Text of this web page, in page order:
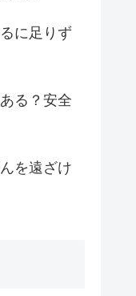
に足りず
る？安全
を遠ざけ